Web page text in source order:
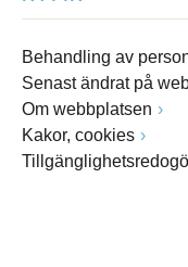
Behandling av
Senast ändrat på
Om webbplatsen
Kakor, cookies